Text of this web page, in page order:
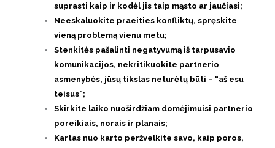
suprasti kaip ir kodėl jis taip mąsto ar jaučiasi;
Neeskaluokite praeities konfliktų, spręskite
vieną problemą vienu metu;
Stenkitės pašalinti negatyvumą iš tarpusavio
komunikacijos, nekritikuokite partnerio
asmenybės, jūsų tikslas neturėtų būti – “aš esu
teisus”;
Skirkite laiko nuoširdžiam domėjimuisi partnerio
poreikiais, norais ir planais;
Kartas nuo karto peržvelkite savo, kaip poros,